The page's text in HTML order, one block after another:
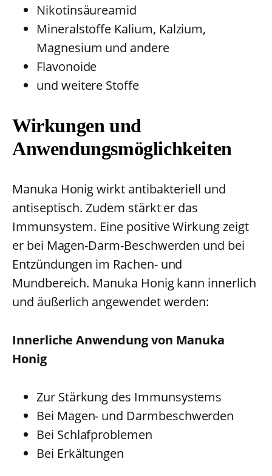
Nikotinsäureamid
Mineralstoffe Kalium, Kalzium,
Magnesium und andere
Flavonoide
und weitere Stoffe
Wirkungen und
Anwendungsmöglichkeiten
Manuka Honig wirkt antibakteriell und
antiseptisch. Zudem stärkt er das
Immunsystem. Eine positive Wirkung zeigt
er bei Magen-Darm-Beschwerden und bei
Entzündungen im Rachen- und
Mundbereich. Manuka Honig kann innerlich
und äußerlich angewendet werden:
Innerliche Anwendung von Manuka
Honig
Zur Stärkung des Immunsystems
Bei Magen- und Darmbeschwerden
Bei Schlafproblemen
Bei Erkältungen